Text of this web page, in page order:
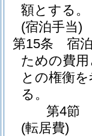
額とする。
(宿泊手当)
第15条
宿
ための費
との権衡
る。
第4節
(転居費)